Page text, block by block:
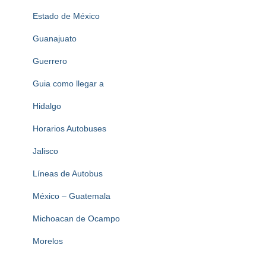
Estado de México
Guanajuato
Guerrero
Guia como llegar a
Hidalgo
Horarios Autobuses
Jalisco
Líneas de Autobus
México – Guatemala
Michoacan de Ocampo
Morelos